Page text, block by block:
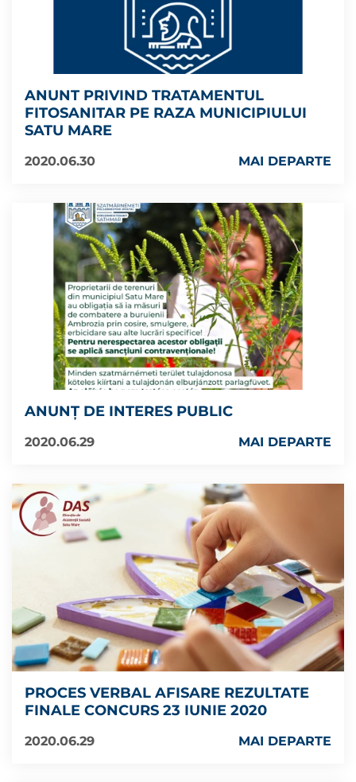
ANUNT PRIVIND TRATAMENTUL
FITOSANITAR PE RAZA MUNICIPIULUI
SATU MARE
2020.06.30 MAI DEPARTE
ANUNȚ DE INTERES PUBLIC
2020.06.29 MAI DEPARTE
PROCES VERBAL AFISARE REZULTATE
FINALE CONCURS 23 IUNIE 2020
2020.06.29 MAI DEPARTE